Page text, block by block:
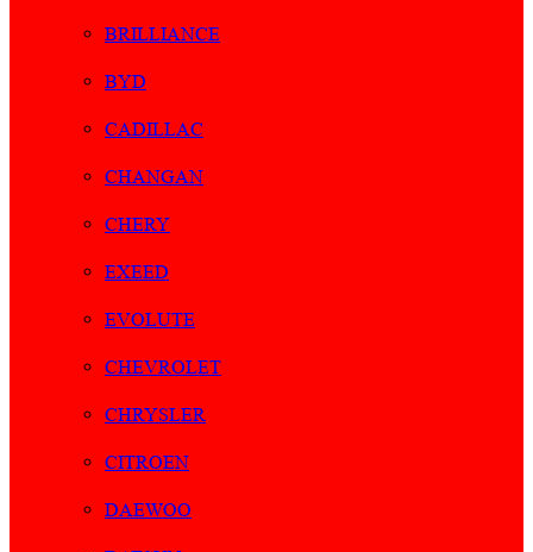
BRILLIANCE
BYD
CADILLAC
CHANGAN
CHERY
EXEED
EVOLUTE
CHEVROLET
CHRYSLER
CITROEN
DAEWOO